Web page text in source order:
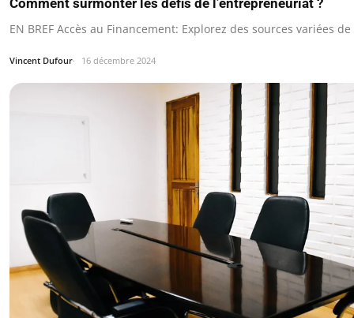
Comment surmonter les défis de l’entrepreneuriat ?
EN BREF Accès au Financement: Explorez des sources variées
Vincent Dufour 16 décembre 2024